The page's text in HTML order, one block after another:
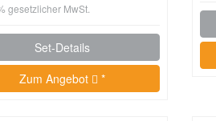
gesetzlicher MwSt.
Set-Details
Zum Angebot
*